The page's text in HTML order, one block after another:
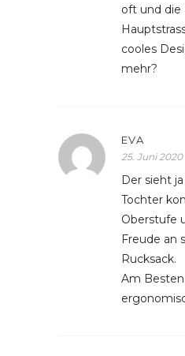
oft und die
cooles
mehr?
EVA
25. Juni
Der sieht
Tochter
Oberstufe
Freude an
Rucksack.
Am